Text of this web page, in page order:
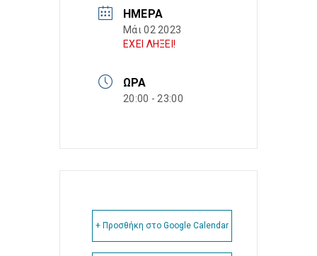
ΗΜΈΡΑ
Μάι 02 2023
ΕΧΕΙ ΛΗΞΕΙ!
ΏΡΑ
20:00 - 23:00
+ Προσθήκη στο Google Calendar